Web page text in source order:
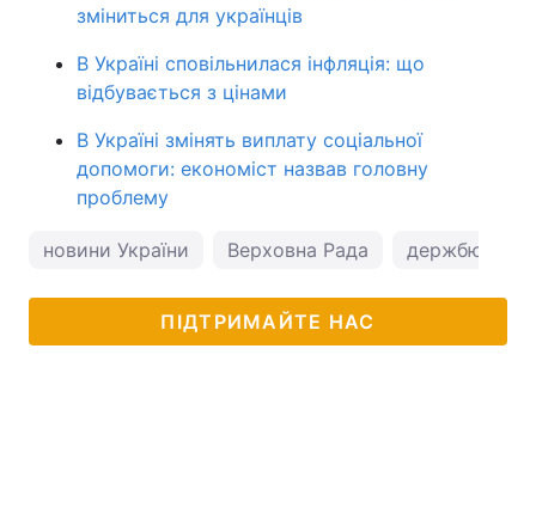
зміниться для українців
В Україні сповільнилася інфляція: що
відбувається з цінами
В Україні змінять виплату соціальної
допомоги: економіст назвав головну
проблему
новини України Верховна Рада держбюджет
ПІДТРИМАЙТЕ НАС